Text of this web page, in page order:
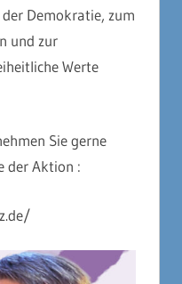
Demokratie, zum
und zur
Werte
Sie gerne
der Aktion :